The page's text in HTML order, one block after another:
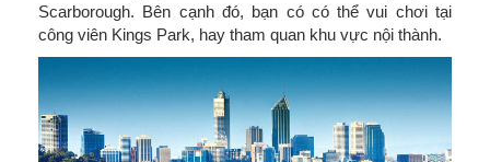
Scarborough. Bên cạnh đó, bạn có có thể vui chơi tại
công viên Kings Park, hay tham quan khu vực nội thành.